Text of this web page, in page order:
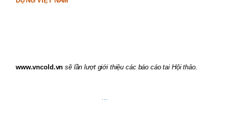
www.vncold.vn sẽ lần lượt giới thiệu các báo cáo tai Hội thảo.